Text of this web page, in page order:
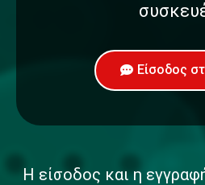
Είσοδος
Η είσοδος και η